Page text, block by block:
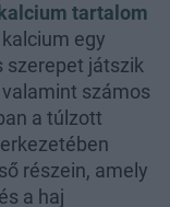
tartalom
egy
szerepet játszik
számos
a túlzott
részein, amely
a haj